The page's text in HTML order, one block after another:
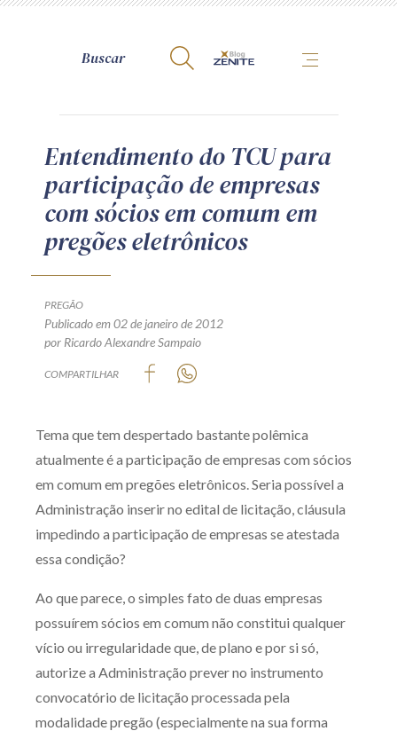
A Zênite
Como publicar conosco
Site da Zênite
Contato
Guia de Direitos dos Titulares de Dados
Encarregado (contato)
Zênite Fácil IA
Zênite Play
Orientação por Escrito
Mentoria Zênite
Capacitação
Zênite Online
Zênite in Company
Entendimento do TCU para
participação de empresas
com sócios em comum em
pregões eletrônicos
PREGÃO
Publicado em 02 de janeiro de 2012
por Ricardo Alexandre Sampaio
COMPARTILHAR
Tema que tem despertado bastante polêmica
atualmente é a participação de empresas com sócios
em comum em pregões eletrônicos. Seria possível a
Administração inserir no edital de licitação, cláusula
impedindo a participação de empresas se atestada
essa condição?
Ao que parece, o simples fato de duas empresas
possuírem sócios em comum não constitui qualquer
vício ou irregularidade que, de plano e por si só,
autorize a Administração prever no instrumento
convocatório de licitação processada pela
modalidade pregão (especialmente na sua forma